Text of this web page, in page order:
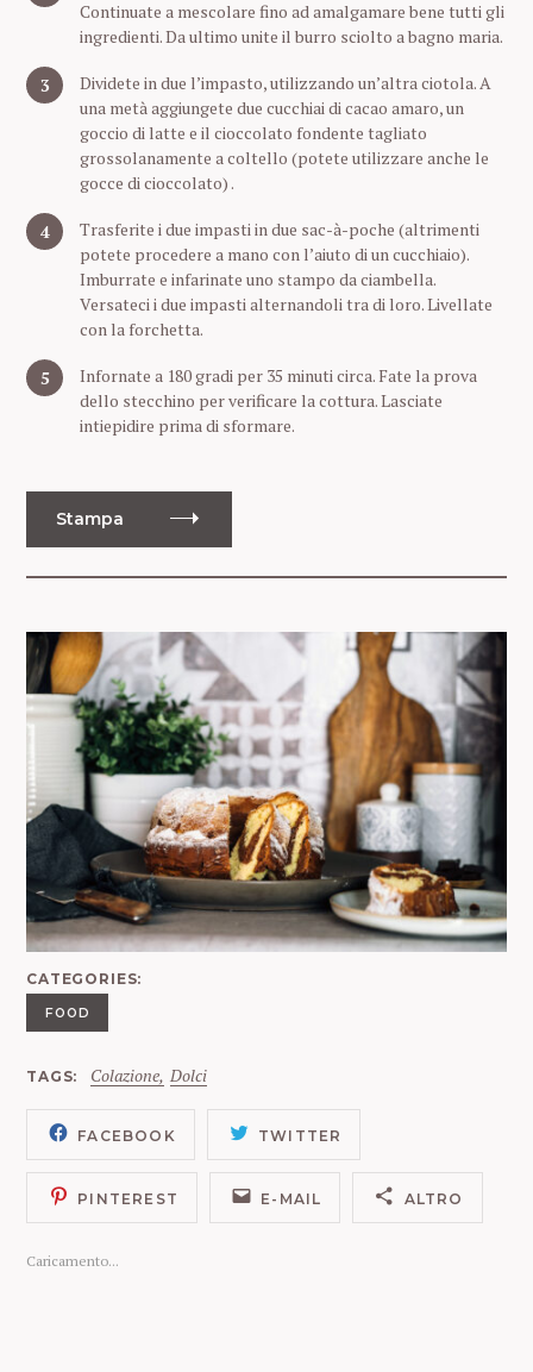
Continuate a mescolare fino ad amalgamare bene tutti gli
ingredienti. Da ultimo unite il burro sciolto a bagno maria.
Dividete in due l’impasto, utilizzando un’altra ciotola. A
una metà aggiungete due cucchiai di cacao amaro, un
goccio di latte e il cioccolato fondente tagliato
grossolanamente a coltello (potete utilizzare anche le
gocce di cioccolato) .
Trasferite i due impasti in due sac-à-poche (altrimenti
potete procedere a mano con l’aiuto di un cucchiaio).
Imburrate e infarinate uno stampo da ciambella.
Versateci i due impasti alternandoli tra di loro. Livellate
con la forchetta.
Infornate a 180 gradi per 35 minuti circa. Fate la prova
dello stecchino per verificare la cottura. Lasciate
intiepidire prima di sformare.
Stampa
CATEGORIES
FOOD
TAGS Colazione Dolci
FACEBOOK TWITTER
PINTEREST E-MAIL ALTRO
Caricamento...